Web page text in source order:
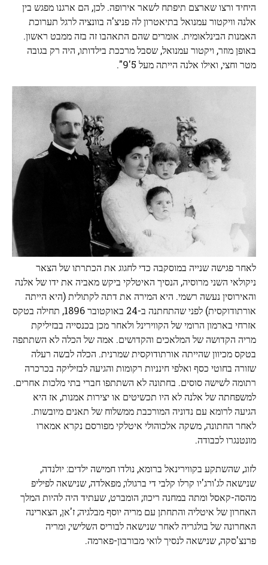
היחיד ורצו שארצם תיפתח לשאר אירופה. לכן, הם ארגנו מפגש בין
אלנה וויקטור עמנואל בתיאטרון לה פניצ'ה בוונציה לרגל תערוכת
האמנות הבינלאומית. אומרים שהם התאהבו זה בזה ממבט ראשון.
באופן מוזר, ויקטור עמנואל, שסבל מרככת בילדותו, היה רק ​​בגובה
מטר וחצי, ואילו אלנה הייתה מעל 5'9".
לאחר פגישה שנייה במוסקבה כדי לחגוג את הכתרתו של הצאר
ניקולאי השני מרוסיה, הנסיך האיטלקי ביקש מאביה את ידו של אלנה
והאירוסין נעשה רשמי. היא המירה את דתה לקתולית (היא הייתה
אורתודוקסית) לפני שהתחתנה ב-24 באוקטובר 1896, תחילה בטקס
אזרחי בארמון הרומי של הקווירינל ולאחר מכן בכנסייה בבזיליקת
מריה הקדושה של המלאכים והקדושים. אמה של הכלה לא השתתפה
בטקס מכיוון שהייתה אורתודוקסית שמרנית. הכלה לבשה רעלה
שזורה בחוטי כסף ואלפי חינניות רקומות והגיעה לבזיליקה בכרכרה
רתומה לשישה סוסים. בחתונה לא השתתפו חברי בתי מלכות אחרים.
למשפחתה של אלנה לא היו תכשיטים או יצירות אמנות, אז היא
הגיעה לרומא עם נדוניה המורכבת ממשלוח של תאנים מיובשות.
לאחר החתונה, משקה אלכוהולי איטלקי מפורסם נקרא אמארו
מונטנגרו לכבודה.
לזוג, שהשתקע בקווירינאל ברומא, נולדו חמישה ילדים: יולנדה,
שנישאה לג'ורג'יו קרלו קלבי די ברגולו; מפאלדה, שנישאה לפיליפ
מהסה-קאסל ומתה במחנה ריכוז; הומברט, שעתיד היה להיות המלך
האחרון של איטליה והתחתן עם מריה יוסף מבלגיה; ז'אן, הצארינה
האחרונה של בולגריה לאחר שנישאה לבוריס השלישי; ומריה
פרנצ'סקה, שנישאה לנסיך לואי מבורבון-פארמה.